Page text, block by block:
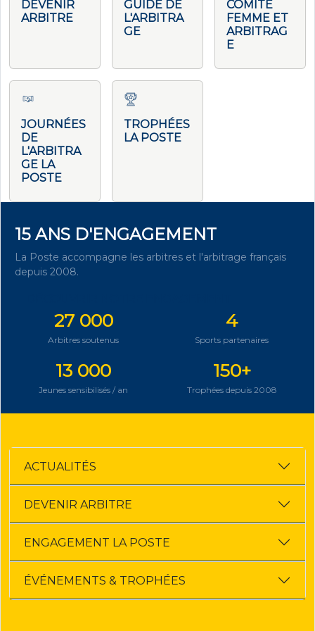
DEVENIR
ARBITRE
GUIDE DE
L'ARBITRA
GE
COMITÉ
FEMME ET
ARBITRAG
E
JOURNÉES
DE
L'ARBITRA
GE LA
POSTE
TROPHÉES
LA POSTE
15 ANS D'ENGAGEMENT
La Poste accompagne les arbitres et l'arbitrage français
depuis 2008.
27 000
Arbitres soutenus
4
Sports partenaires
13 000
Jeunes sensibilisés / an
150+
Trophées depuis 2008
ACTUALITÉS
DEVENIR ARBITRE
ENGAGEMENT LA POSTE
ÉVÉNEMENTS & TROPHÉES